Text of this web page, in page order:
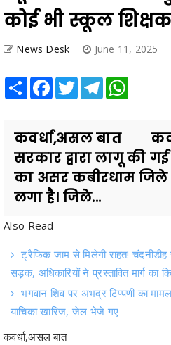
कोई भी स्कूल
News Desk June 11, 2025
Share Facebook
Twitter Telegram
कवर्धा,असल बात
सरकार द्वारा लागू की
का असर कबीरधाम
लगा है। जिले...
Also Read
ट्रैफिक जाम से मिलेगी राहत!
सड़क, अधिकारियों ने प्रस्तावित मार्ग का
भगवान शिव पर अभद्र टिप्पणी का
याचिका खारिज, जेल भेजे गए
कवर्धा,असल बात